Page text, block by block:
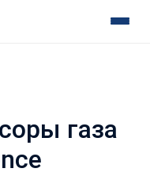
газа